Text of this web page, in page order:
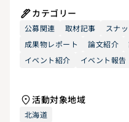
カテゴリー
公募関連 取材記事 スナ
成果物レポート
論文紹介
イベント紹介
イベント報告
活動対象地域
北海道